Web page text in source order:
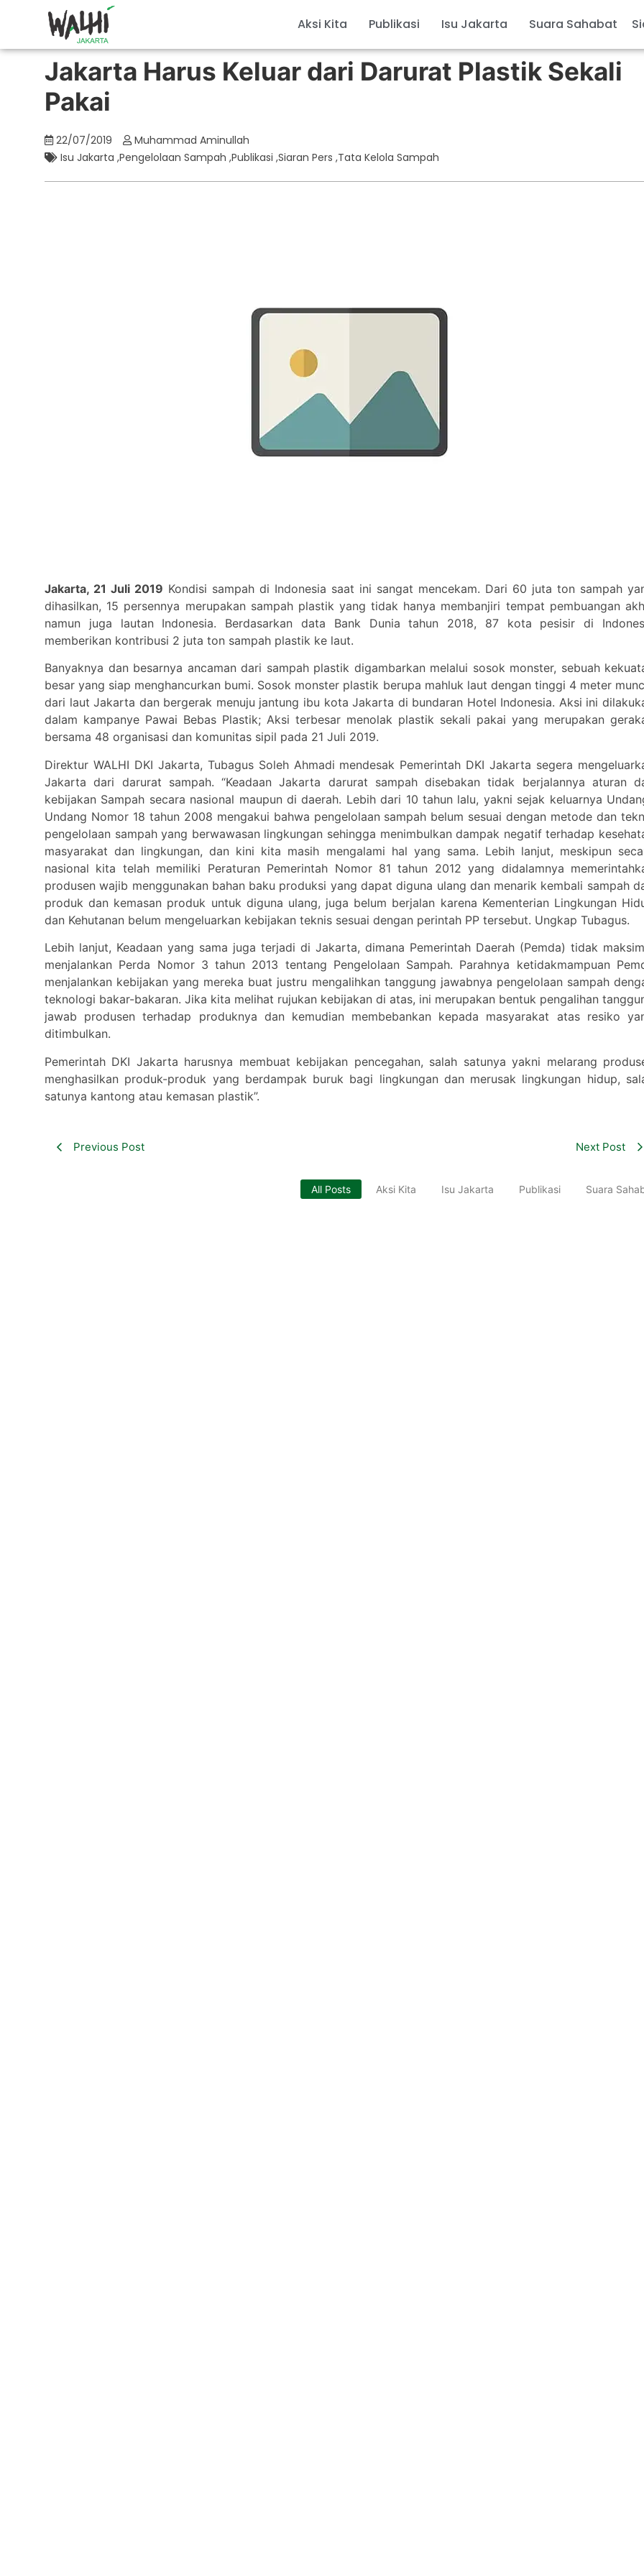
Aksi Kita Publikasi Isu Jakarta Suara Sahabat
Jakarta Harus Keluar dari Darurat Plastik Sekali
Pakai
22/07/2019
Muhammad Aminullah
Isu Jakarta ,Pengelolaan Sampah ,Publikasi ,Siaran Pers ,Tata Kelola Sampah
Jakarta, 21 Juli 2019 Kondisi sampah di Indonesia saat ini sangat mencekam. Dari 60 juta ton sampah
dihasilkan, 15 persennya merupakan sampah plastik yang tidak hanya membanjiri tempat pembuangan
namun juga lautan Indonesia. Berdasarkan data Bank Dunia tahun 2018, 87 kota pesisir di
memberikan kontribusi 2 juta ton sampah plastik ke laut.
Banyaknya dan besarnya ancaman dari sampah plastik digambarkan melalui sosok monster, sebuah
besar yang siap menghancurkan bumi. Sosok monster plastik berupa mahluk laut dengan tinggi 4 meter
dari laut Jakarta dan bergerak menuju jantung ibu kota Jakarta di bundaran Hotel Indonesia. Aksi ini
dalam kampanye Pawai Bebas Plastik; Aksi terbesar menolak plastik sekali pakai yang merupakan
bersama 48 organisasi dan komunitas sipil pada 21 Juli 2019.
Direktur WALHI DKI Jakarta, Tubagus Soleh Ahmadi mendesak Pemerintah DKI Jakarta segera
Jakarta dari darurat sampah. “Keadaan Jakarta darurat sampah disebakan tidak berjalannya aturan
kebijakan Sampah secara nasional maupun di daerah. Lebih dari 10 tahun lalu, yakni sejak keluarnya
Undang Nomor 18 tahun 2008 mengakui bahwa pengelolaan sampah belum sesuai dengan metode dan
pengelolaan sampah yang berwawasan lingkungan sehingga menimbulkan dampak negatif terhadap
masyarakat dan lingkungan, dan kini kita masih mengalami hal yang sama. Lebih lanjut, meskipun
nasional kita telah memiliki Peraturan Pemerintah Nomor 81 tahun 2012 yang didalamnya
produsen wajib menggunakan bahan baku produksi yang dapat diguna ulang dan menarik kembali sampah
produk dan kemasan produk untuk diguna ulang, juga belum berjalan karena Kementerian Lingkungan
dan Kehutanan belum mengeluarkan kebijakan teknis sesuai dengan perintah PP tersebut. Ungkap Tubagus.
Lebih lanjut, Keadaan yang sama juga terjadi di Jakarta, dimana Pemerintah Daerah (Pemda) tidak
menjalankan Perda Nomor 3 tahun 2013 tentang Pengelolaan Sampah. Parahnya ketidakmampuan
menjalankan kebijakan yang mereka buat justru mengalihkan tanggung jawabnya pengelolaan sampah
teknologi bakar-bakaran. Jika kita melihat rujukan kebijakan di atas, ini merupakan bentuk pengalihan
jawab produsen terhadap produknya dan kemudian membebankan kepada masyarakat atas resiko
ditimbulkan.
Pemerintah DKI Jakarta harusnya membuat kebijakan pencegahan, salah satunya yakni melarang
menghasilkan produk-produk yang berdampak buruk bagi lingkungan dan merusak lingkungan hidup,
satunya kantong atau kemasan plastik”.
Previous Post Next Post
All Posts Aksi Kita Isu Jakarta Publikasi Suara